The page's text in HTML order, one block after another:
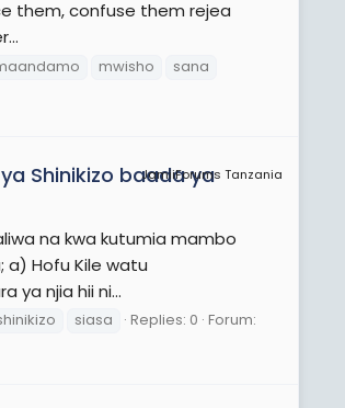
them, confuse them rejea
mwisho
sana
JamiiForums Tanzania
Shinikizo baada ya
na kwa kutumia mambo
Hofu Kile watu
ya njia hii ni...
siasa Replies: 0 Forum: